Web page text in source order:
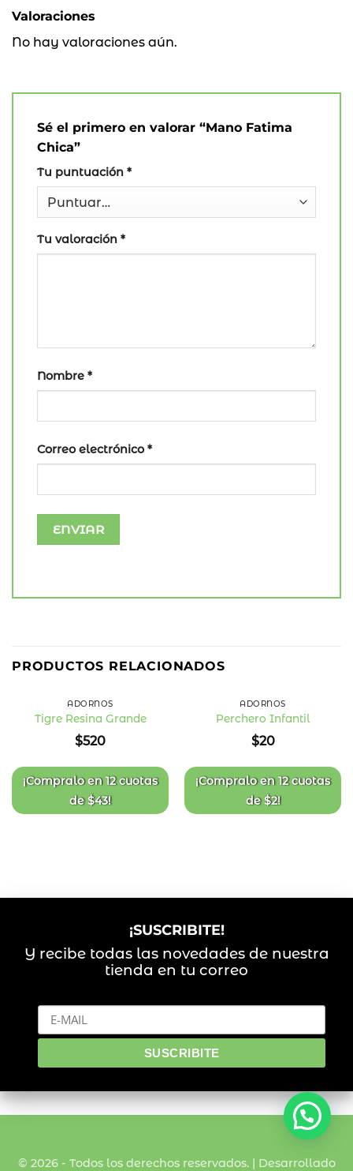
Valoraciones
No hay valoraciones aún.
Sé el primero en valorar “Mano Fatima
Chica”
Tu puntuación *
Tu valoración *
Nombre *
Correo electrónico *
PRODUCTOS RELACIONADOS
de
deseos
ADORNOS
Tigre Resina Grande
$520
¡Compralo en12 cuotas
de$43!
de
deseos
ADORNOS
Perchero Infantil
$20
¡Compralo en12 cuotas
de$2!
¡SUSCRIBITE!
Y recibe todas las novedades de nuestra
tienda en tu correo
© 2026 - Todos los derechos reservados. | Desarrollado